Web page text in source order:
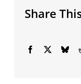
Share
Facebook